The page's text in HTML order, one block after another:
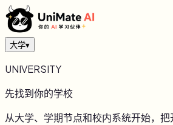
大学▾
UNIVERSITY
先找到你的学校
从大学、学期节点和校内系统开始，